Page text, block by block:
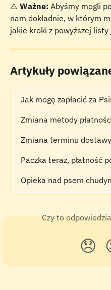
⚠️ Ważne: Abyśmy mogli
nam dokładnie, w którym
jakie kroki z powyższej listy
Artykuły
Jak mogę zapłacić za
Zmiana metody
Zmiana terminu
Paczka teraz, płatność
Opieka nad psem
Czy to
😞